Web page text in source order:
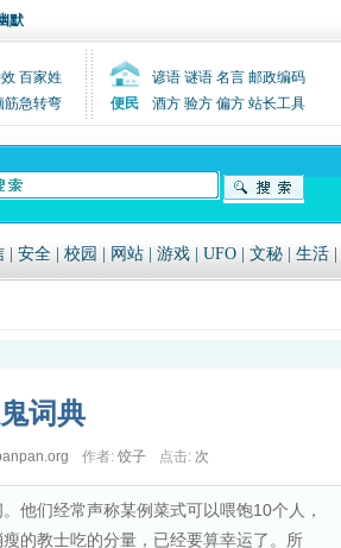
默
百家姓
筋急转弯
谚语 谜语 名言 邮政编码
便民
酒方 验方 偏方 站长工具
安全 校园 网站 游戏 UFO 文秘 生活
词典
作者: 饺子 点击: 次
他们经常声称某例菜式可以喂饱10个人，
的教士吃的分量，已经要算幸运了。所